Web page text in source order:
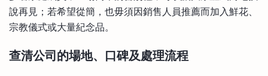
說再見；若希望從簡，也毋須因銷售人員推薦而加入鮮花、
宗教儀式或大量紀念品。
查清公司的場地、口碑及處理流程